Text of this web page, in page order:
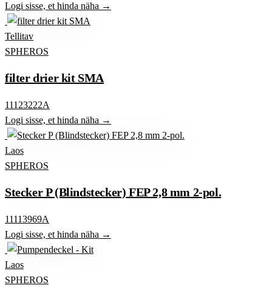
Logi sisse, et hinda näha →
Tellitav
SPHEROS
filter drier kit SMA
11123222A
Logi sisse, et hinda näha →
Laos
SPHEROS
Stecker P (Blindstecker) FEP 2,8 mm 2-pol.
11113969A
Logi sisse, et hinda näha →
Laos
SPHEROS